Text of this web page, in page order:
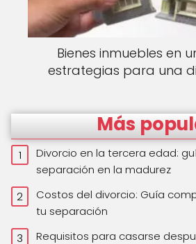
Bienes inmuebles en
estrategias para una
Más
Divorcio en la tercera edad:
separación en la madurez
Costos del divorcio: Guía
tu separación
Requisitos para casarse